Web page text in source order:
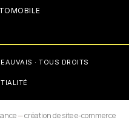
· TOUS DROITS
—création de site e-commerce